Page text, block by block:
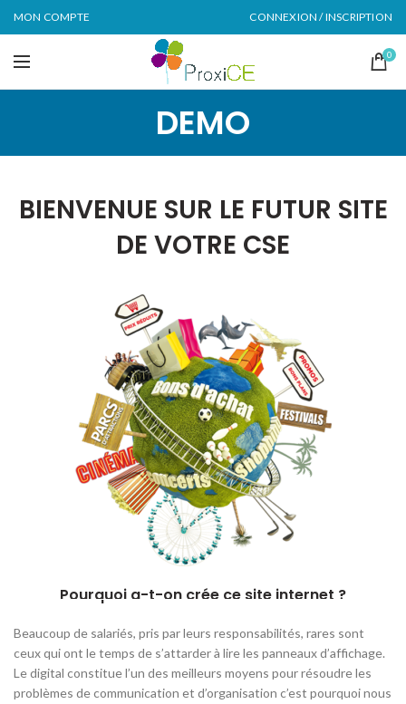
MON COMPTE CONNEXION / INSCRIPTION
0
DEMO
BIENVENUE SUR LE FUTUR SITE
DE VOTRE CSE
Pourquoi a-t-on crée ce site internet ?
Beaucoup de salariés, pris par leurs responsabilités, rares sont
ceux qui ont le temps de s’attarder à lire les panneaux d’affichage.
Le digital constitue l’un des meilleurs moyens pour résoudre les
problèmes de communication et d’organisation c’est pourquoi nous